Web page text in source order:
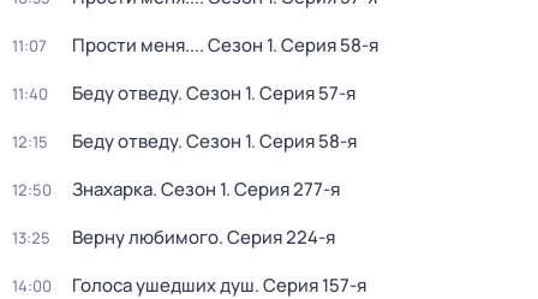
11:07 Пpоcти меня.... Сезон 1. Серия 58-я
11:40 Беду отведу. Сезон 1. Серия 57-я
12:15 Беду отведу. Сезон 1. Серия 58-я
12:50 Знaxaркa. Сезон 1. Серия 277-я
13:25 Верну любимого. Серия 224-я
14:00 Голoca ушeдших душ. Серия 157-я